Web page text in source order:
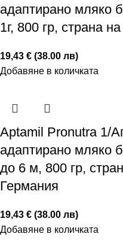
адаптирано мляко
1г, 800 гр, страна
19,43 € (38.00 лв)
Добавяне в количката
Аptamil Pronutra 1/
адаптирано мляко
до 6 м, 800 гр,
Германия
19,43 € (38.00 лв)
Добавяне в количката